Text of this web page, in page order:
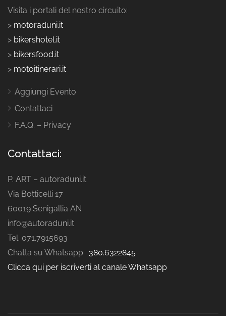
Visita i portali del nostro circuito:
> motoraduni.it
> bikershotel.it
> bikersfood.it
> motoitinerari.it
Aggiungi Evento
Contattaci
F.A.Q. – Privacy
Contattaci:
P. ART – autoraduni.it
Via Botticelli 17
60019 Senigallia AN
info@autoraduni.it
Tel. 071.7915693
Chatta su Whatsapp : 380.6322845
Clicca qui per iscriverti al canale Whatsapp